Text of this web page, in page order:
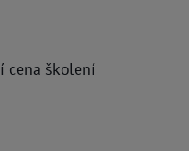
cena školení